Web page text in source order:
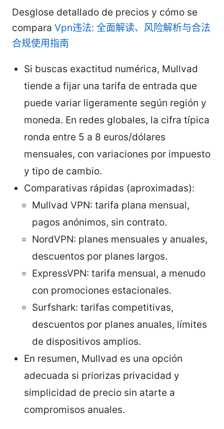
Desglose detallado de precios y cómo se
compara Vpn违法: 全面解读、风险解析与合法
合规使用指南
Si buscas exactitud numérica, Mullvad
tiende a fijar una tarifa de entrada que
puede variar ligeramente según región y
moneda. En redes globales, la cifra típica
ronda entre 5 a 8 euros/dólares
mensuales, con variaciones por impuesto
y tipo de cambio.
Comparativas rápidas (aproximadas):
Mullvad VPN: tarifa plana mensual,
pagos anónimos, sin contrato.
NordVPN: planes mensuales y anuales,
descuentos por planes largos.
ExpressVPN: tarifa mensual, a menudo
con promociones estacionales.
Surfshark: tarifas competitivas,
descuentos por planes anuales, límites
de dispositivos amplios.
En resumen, Mullvad es una opción
adecuada si priorizas privacidad y
simplicidad de precio sin atarte a
compromisos anuales.